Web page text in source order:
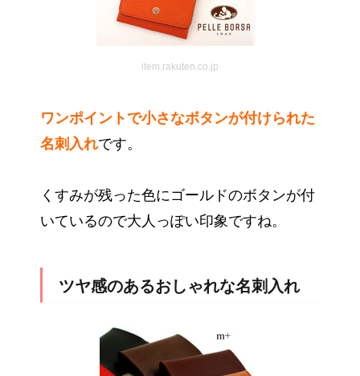
item.rakuten.co.jp
ワンポイントで小さなボタンが付けられた
名刺入れです。
くすみが残った色にゴールドのボタンが付
いているので大人っぽい印象ですね。
ツヤ感のあるおしゃれな名刺入れ